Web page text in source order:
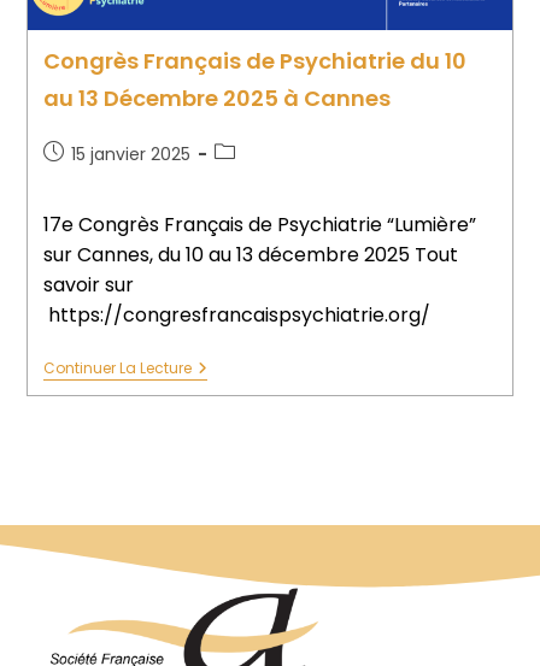
Congrès Français de Psychiatrie du 10
au 13 Décembre 2025 à Cannes
15 janvier 2025
17e Congrès Français de Psychiatrie “Lumière”
sur Cannes, du 10 au 13 décembre 2025 Tout
savoir sur
https://congresfrancaispsychiatrie.org/
Continuer La Lecture